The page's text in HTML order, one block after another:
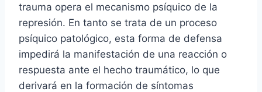
trauma opera el mecanismo psíquico de la
represión. En tanto se trata de un proceso
psíquico patológico, esta forma de defensa
impedirá la manifestación de una reacción o
respuesta ante el hecho traumático, lo que
derivará en la formación de síntomas